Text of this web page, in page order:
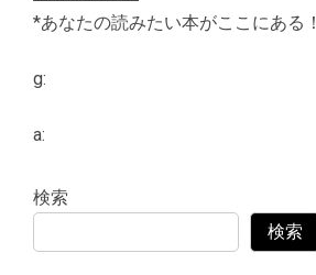
*あなたの読みたい本がここにある！
g:
a:
検索
検索